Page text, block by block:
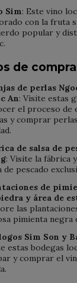
Sim: Este vino
con la fruta
popular y
de
de perlas
An: Visite estas
el proceso de
y comprar
de salsa de
: Visite la fábrica
de pescado
de
y área de
las
pimienta negra
Sim Son y
estas bodegas
y comprar el